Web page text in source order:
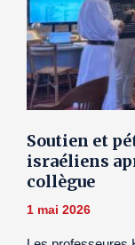
Soutien et
israéliens
collègue
1 mai 2026